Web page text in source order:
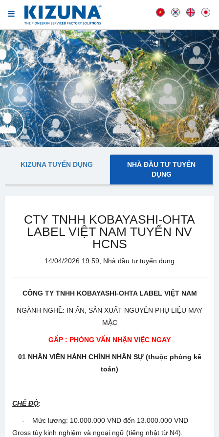
KIZUNA TUYỂN DỤNG
NHÀ ĐẦU TƯ TUYỂN
DỤNG
CTY TNHH KOBAYASHI-OHTA
LABEL VIỆT NAM TUYỂN NV
HCNS
14/04/2026 19:59, Nhà đầu tư tuyển dụng
CÔNG TY TNHH KOBAYASHI-OHTA LABEL VIỆT NAM
NGÀNH NGHỀ: IN ẤN, SẢN XUẤT NGUYÊN PHỤ LIỆU MAY
MẶC
GẤP : PHỎNG VẤN NHẬN VIỆC NGAY
01 NHÂN VIÊN HÀNH CHÍNH NHÂN SỰ (thuộc phòng kế
toán)
CHẾ ĐỘ:
- Mức lương: 10.000.000 VND đến 13.000.000 VND
Gross tùy kinh nghiệm và ngoại ngữ (tiếng nhật từ N4).